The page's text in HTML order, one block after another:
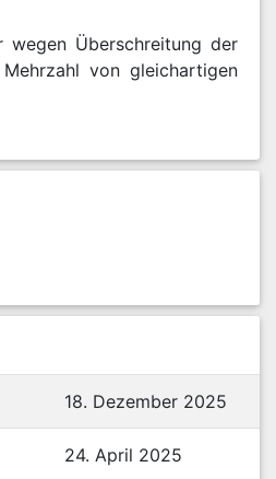
wegen Überschreitung der
von gleichartigen
18. Dezember 2025
24. April 2025